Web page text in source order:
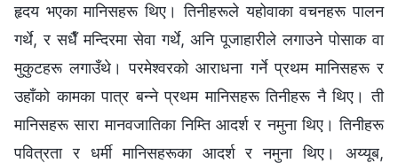
हृदय भएका मानिसहरू थिए। तिनीहरूले यहोवाका वचनहरू पालन
गर्थे, र सधैँ मन्दिरमा सेवा गर्थे, अनि पूजाहारीले लगाउने पोसाक वा
मुकुटहरू लगाउँथे। परमेश्‍वरको आराधना गर्ने प्रथम मानिसहरू र
उहाँको कामका पात्र बन्‍ने प्रथम मानिसहरू तिनीहरू नै थिए। ती
मानिसहरू सारा मानवजातिका निम्ति आदर्श र नमुना थिए। तिनीहरू
पवित्रता र धर्मी मानिसहरूका आदर्श र नमुना थिए। अय्यूब,